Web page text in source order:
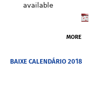
available
MORE
BAIXE CALENDÁRIO 2018